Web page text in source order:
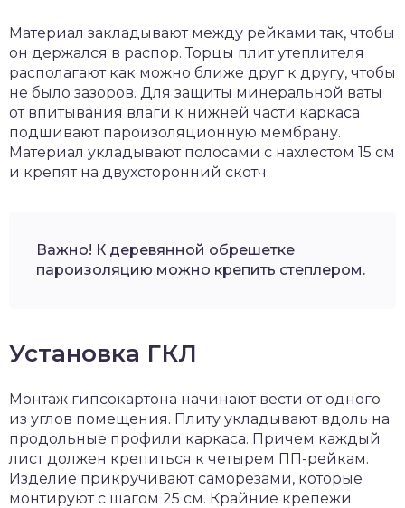
Материал закладывают между рейками так, чтобы
он держался в распор. Торцы плит утеплителя
располагают как можно ближе друг к другу, чтобы
не было зазоров. Для защиты минеральной ваты
от впитывания влаги к нижней части каркаса
подшивают пароизоляционную мембрану.
Материал укладывают полосами с нахлестом 15 см
и крепят на двухсторонний скотч.
Важно! К деревянной обрешетке
пароизоляцию можно крепить степлером.
Установка ГКЛ
Монтаж гипсокартона начинают вести от одного
из углов помещения. Плиту укладывают вдоль на
продольные профили каркаса. Причем каждый
лист должен крепиться к четырем ПП-рейкам.
Изделие прикручивают саморезами, которые
монтируют с шагом 25 см. Крайние крепежи